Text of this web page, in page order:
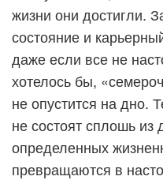
жизни они достигли.
состояние и
даже если все не
хотелось бы,
не опустится на дно.
не состоят сплошь из
определенных
превращаются в